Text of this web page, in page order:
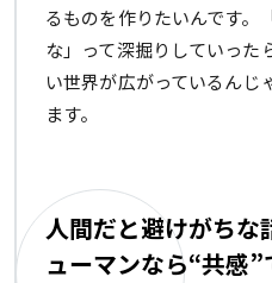
るものを作りたいんです。
な」って深掘りしていった
い世界が広がっているんじ
ます。
人間だと避けがちな
ューマンなら“共感”